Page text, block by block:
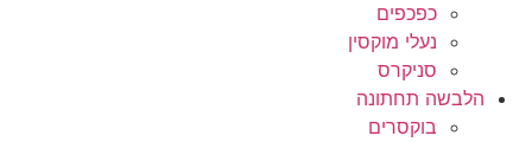
כפכפים
נעלי מוקסין
סניקרס
הלבשה תחתונה
בוקסרים